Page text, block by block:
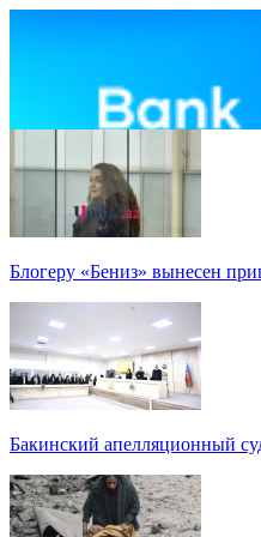
Блогеру «Бениз» вынесен
Бакинский апелляционный